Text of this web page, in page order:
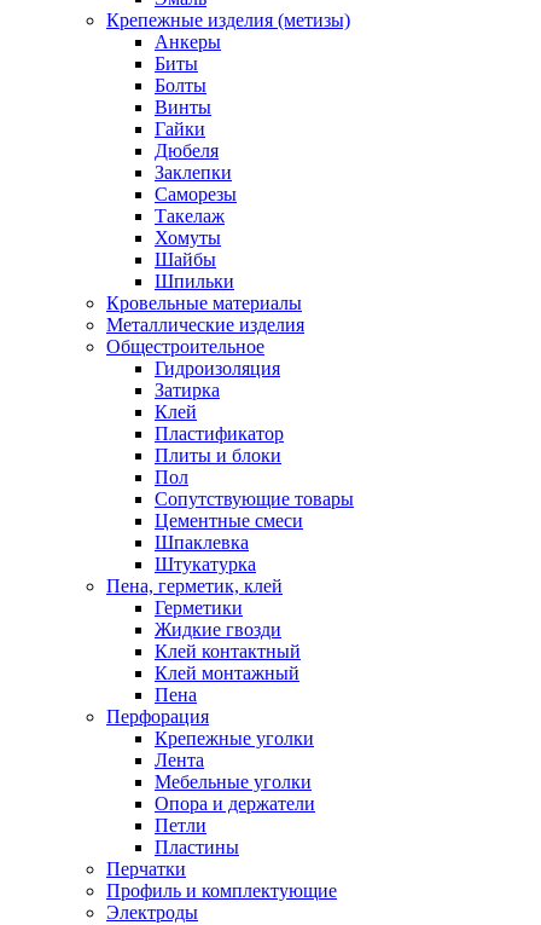
Крепежные изделия (метизы)
Анкеры
Биты
Болты
Винты
Гайки
Дюбеля
Заклепки
Саморезы
Такелаж
Хомуты
Шайбы
Шпильки
Кровельные материалы
Металлические изделия
Общестроительное
Гидроизоляция
Затирка
Клей
Пластификатор
Плиты и блоки
Пол
Сопутствующие товары
Цементные смеси
Шпаклевка
Штукатурка
Пена, герметик, клей
Герметики
Жидкие гвозди
Клей контактный
Клей монтажный
Пена
Перфорация
Крепежные уголки
Лента
Мебельные уголки
Опора и держатели
Петли
Пластины
Перчатки
Профиль и комплектующие
Электроды